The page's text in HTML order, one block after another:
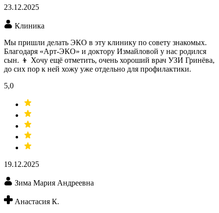
23.12.2025
Клиника
Мы пришли делать ЭКО​ в эту клинику по совету знакомых.
Благодаря «Арт-ЭКО» и доктору Измайловой у нас родился
сын. 👦 Хочу ещё отметить, очень хороший врач УЗИ​ Гринёва,
до сих пор к ней хожу уже отдельно для профилактики.
5,0
19.12.2025
Зима Мария Андреевна
Анастасия К.